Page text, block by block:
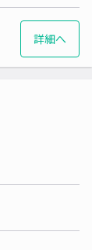
詳細へ